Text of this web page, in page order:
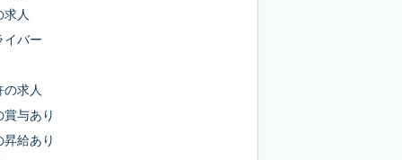
求人
イバー
の求人
賞与あり
昇給あり